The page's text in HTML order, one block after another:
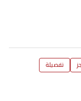
تفصيلة